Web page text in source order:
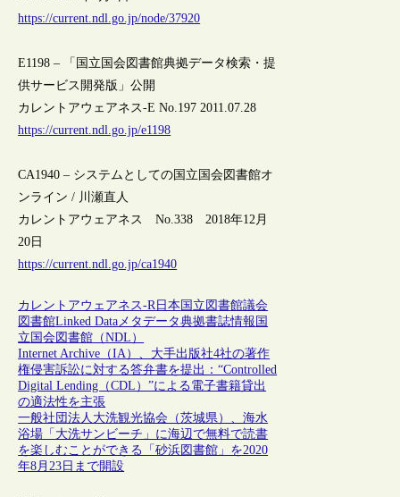
https://current.ndl.go.jp/node/37920
E1198 – 「国立国会図書館典拠データ検索・提
供サービス開発版」公開
カレントアウェアネス-E No.197 2011.07.28
https://current.ndl.go.jp/e1198
CA1940 – システムとしての国立国会図書館オ
ンライン / 川瀬直人
カレントアウェアネス No.338 2018年12月
20日
https://current.ndl.go.jp/ca1940
カレントアウェアネス-R日本 国立図書館議会
図書館Linked Dataメタデータ典拠書誌情報 国
立国会図書館（NDL）
Internet Archive（IA）、大手出版社4社の著作
権侵害訴訟に対する答弁書を提出：“Controlled
Digital Lending（CDL）”による電子書籍貸出
の適法性を主張
一般社団法人大洗観光協会（茨城県）、海水
浴場「大洗サンビーチ」に海辺で無料で読書
を楽しむことができる「砂浜図書館」を2020
年8月23日まで開設